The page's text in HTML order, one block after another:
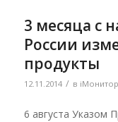
3 месяца с
России
продукты
12.11.2014 / в
6 августа Указом